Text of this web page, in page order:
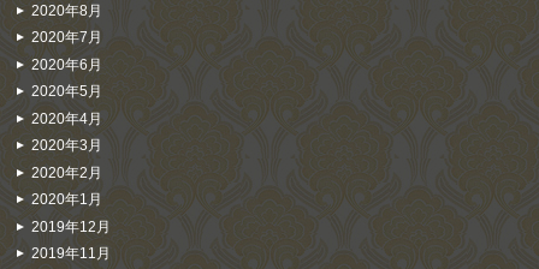
2020年8月
2020年7月
2020年6月
2020年5月
2020年4月
2020年3月
2020年2月
2020年1月
2019年12月
2019年11月